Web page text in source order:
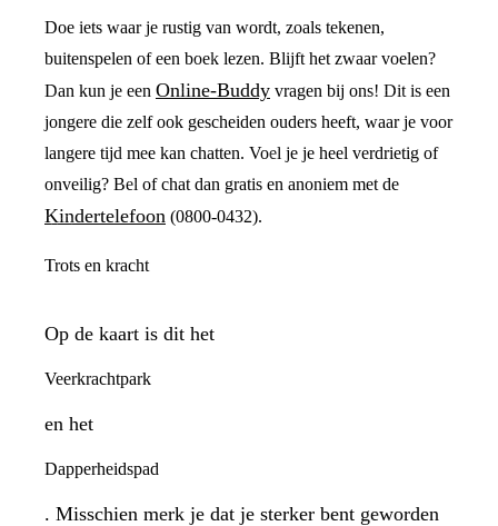
Doe iets waar je rustig van wordt, zoals tekenen,
buitenspelen of een boek lezen. Blijft het zwaar voelen?
Dan kun je een Online-Buddy vragen bij ons! Dit is een
jongere die zelf ook gescheiden ouders heeft, waar je voor
langere tijd mee kan chatten. Voel je je heel verdrietig of
onveilig? Bel of chat dan gratis en anoniem met de
Kindertelefoon (0800-0432).
Trots en kracht
Op de kaart is dit het
Veerkrachtpark
en het
Dapperheidspad
. Misschien merk je dat je sterker bent geworden